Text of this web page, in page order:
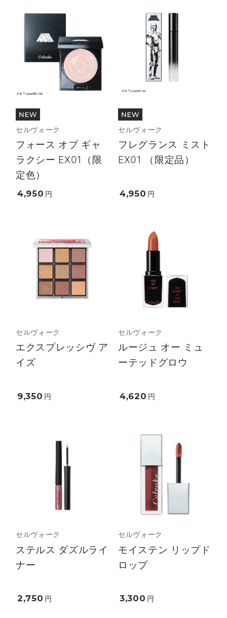
セルヴォーク
フォース オブ ギャ
ラクシー EX01（限
定色）
4,950 円
セルヴォーク
フレグランス ミスト
EX01 （限定品）
4,950 円
セルヴォーク
エクスプレッシヴ ア
イズ
9,350 円
セルヴォーク
ルージュ オー ミュ
ーテッドグロウ
4,620 円
セルヴォーク
ステルス ダズルライ
ナー
2,750 円
セルヴォーク
モイステン リップド
ロップ
3,300 円